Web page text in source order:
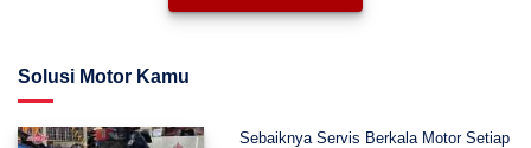
Solusi Motor Kamu
Sebaiknya Servis Berkala Motor Setiap